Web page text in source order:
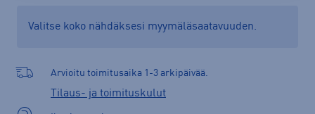
Valitse koko nähdäksesi myymäläsaatavuuden.
Arvioitu toimitusaika 1-3 arkipäivää.
Tilaus- ja toimituskulut